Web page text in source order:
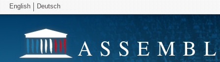
English Deutsch